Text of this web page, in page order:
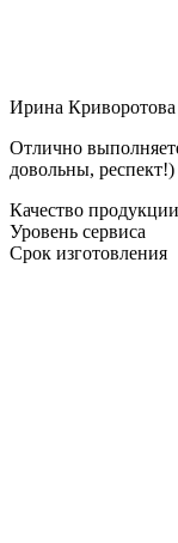
Ирина Криворотова
Отлично
довольны, респект!)
Качество продукции
Уровень сервиса
Срок изготовления